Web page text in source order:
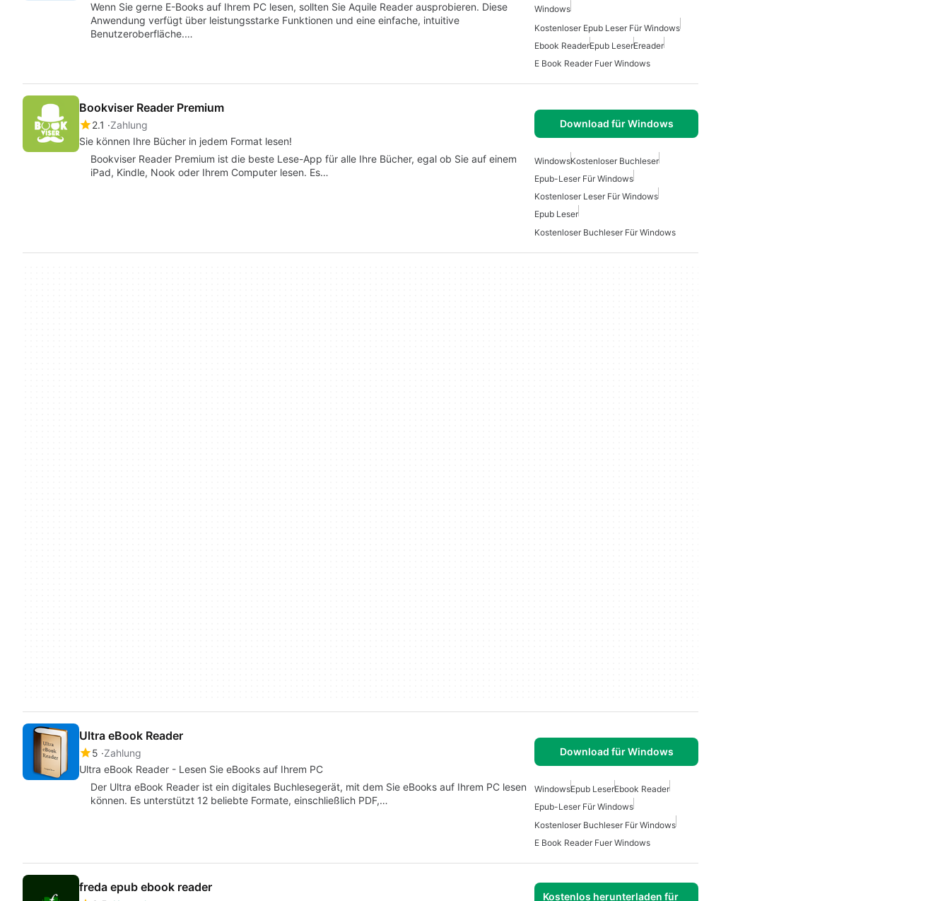
Wenn Sie gerne E-Books auf Ihrem PC lesen, sollten Sie Aquile Reader ausprobieren. Diese
Anwendung verfügt über leistungsstarke Funktionen und eine einfache, intuitive
Benutzeroberfläche.…
Windows
Kostenloser Epub Leser Für Windows
Ebook ReaderEpub LeserEreader
E Book Reader Fuer Windows
Bookviser Reader Premium
2.1
Zahlung
Sie können Ihre Bücher in jedem Format lesen!
Download für Windows
Bookviser Reader Premium ist die beste Lese-App für alle Ihre Bücher, egal ob Sie auf einem
iPad, Kindle, Nook oder Ihrem Computer lesen. Es…
WindowsKostenloser Buchleser
Epub-Leser Für Windows
Kostenloser Leser Für Windows
Epub Leser
Kostenloser Buchleser Für Windows
Ultra eBook Reader
5 Zahlung
Ultra eBook Reader - Lesen Sie eBooks auf Ihrem PC
Download für Windows
Der Ultra eBook Reader ist ein digitales Buchlesegerät, mit dem Sie eBooks auf Ihrem PC lesen
können. Es unterstützt 12 beliebte Formate, einschließlich PDF,…
WindowsEpub LeserEbook Reader
Epub-Leser Für Windows
Kostenloser Buchleser Für Windows
E Book Reader Fuer Windows
freda epub ebook reader
Kostenlos herunterladen für